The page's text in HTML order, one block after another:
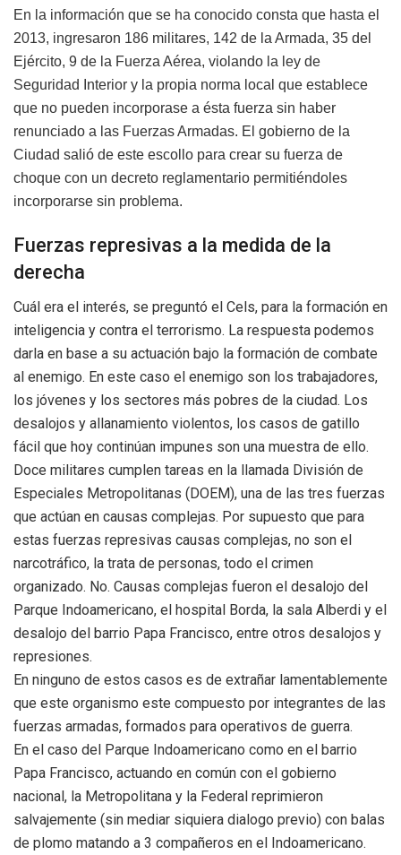
En la información que se ha conocido consta que hasta el
2013, ingresaron 186 militares, 142 de la Armada, 35 del
Ejército, 9 de la Fuerza Aérea, violando la ley de
Seguridad Interior y la propia norma local que establece
que no pueden incorporase a ésta fuerza sin haber
renunciado a las Fuerzas Armadas. El gobierno de la
Ciudad salió de este escollo para crear su fuerza de
choque con un decreto reglamentario permitiéndoles
incorporarse sin problema.
Fuerzas represivas a la medida de la
derecha
Cuál era el interés, se preguntó el Cels, para la formación en
inteligencia y contra el terrorismo. La respuesta podemos
darla en base a su actuación bajo la formación de combate
al enemigo. En este caso el enemigo son los trabajadores,
los jóvenes y los sectores más pobres de la ciudad. Los
desalojos y allanamiento violentos, los casos de gatillo
fácil que hoy continúan impunes son una muestra de ello.
Doce militares cumplen tareas en la llamada División de
Especiales Metropolitanas (DOEM), una de las tres fuerzas
que actúan en causas complejas. Por supuesto que para
estas fuerzas represivas causas complejas, no son el
narcotráfico, la trata de personas, todo el crimen
organizado. No. Causas complejas fueron el desalojo del
Parque Indoamericano, el hospital Borda, la sala Alberdi y el
desalojo del barrio Papa Francisco, entre otros desalojos y
represiones.
En ninguno de estos casos es de extrañar lamentablemente
que este organismo este compuesto por integrantes de las
fuerzas armadas, formados para operativos de guerra.
En el caso del Parque Indoamericano como en el barrio
Papa Francisco, actuando en común con el gobierno
nacional, la Metropolitana y la Federal reprimieron
salvajemente (sin mediar siquiera dialogo previo) con balas
de plomo matando a 3 compañeros en el Indoamericano.